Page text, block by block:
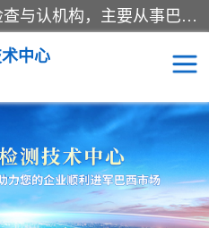
*是一家的测试、评估、检查与认机构，主要从事巴西NR10认证、NR12认证、NR13认证；ANATEL认证、INMTRO认证，欧盟CE认证：MD认证，PED认证，MID认证，ATEX认证，德国蓝色天使认证。
中心
NR10认证
NR13认证